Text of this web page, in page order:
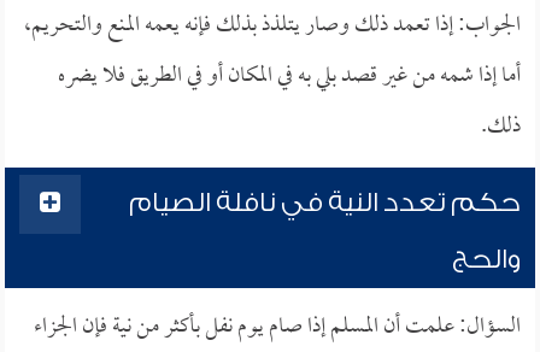
الجواب: إذا تعمد ذلك وصار يتلذذ بذلك فإنه يعمه المنع والتحريم،
أما إذا شمه من غير قصد بلي به في المكان أو في الطريق فلا يضره
ذلك.
حكم تعدد النية في نافلة الصيام
والحج
السؤال: علمت أن المسلم إذا صام يوم نفل بأكثر من نية فإن الجزاء